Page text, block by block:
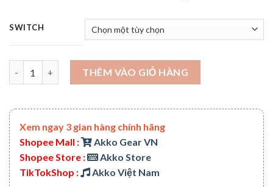
SWITCH
Bàn phím cơ AKKO ACR59 White (Hotswap / RGB / AKKO cs
THÊM VÀO GIỎ HÀNG
Xem ngay 3 gian hàng chính hãng
Shopee Mall :
Akko Gear VN
Shopee Store :
Akko Store
TikTokShop :
Akko Việt Nam